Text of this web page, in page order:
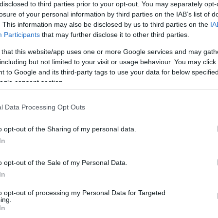
to third parties prior to your opt-out. You may separately
of your personal information by third parties on the IAB’s list of
This information may also be disclosed by us to third parties on the
Participants that may further disclose it to other third parties.
that this website/app uses one or more Google services and may
but not limited to your visit or usage behaviour. You may
to Google and its third-party tags to use your data for below
consent section.
Data Processing Opt Outs
opt-out of the Sharing of my personal data.
opt-out of the Sale of my Personal Data.
opt-out of processing my Personal Data for Targeted
óta a kormány olyan elvonásokkal
idei működést gyakorlatilag már az
parkolási bevételek,
- az ilyen jogcímen befolyó összegek
az államtól a 2-2,5 milliárdosra becsült
egyenlő arányban támogatná a
a Mészáros Lőrinc érdekeltségébe
a Kisfaludy-programból.
reagált a támogatással kapcsolatos